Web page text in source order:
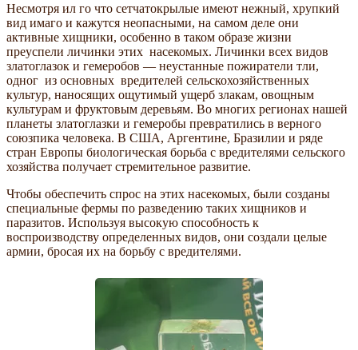
Несмотря ил го что сетчатокрылые имеют нежный, хрупкий
вид имаго и кажутся неопасными, на самом деле они
активные хищники, особенно в таком образе жизни
преуспели личинки этих насекомых. Личинки всех видов
златоглазок и гемеробов — неустанные пожиратели тли,
одног из основных вредителей сельскохозяйственных
культур, наносящих ощутимый ущерб злакам, овощным
культурам и фруктовым деревьям. Во многих регионах нашей
планеты златоглазки и гемеробы превратились в верного
союзпика человека. В США, Аргентине, Бразилии и ряде
стран Европы биологическая борьба с вредителями сельского
хозяйства получает стремительное развитие.
Чтобы обеспечить спрос на этих насекомых, были созданы
специальные фермы по разведению таких хищников и
паразитов. Используя высокую способность к
воспроизводству определенных видов, они создали целые
армии, бросая их на борьбу с вредителями.